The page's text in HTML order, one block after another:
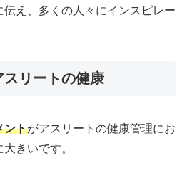
伝え、多くの人々にインスピレー
スリートの健康
ントがアスリートの健康管理にお
きいです。